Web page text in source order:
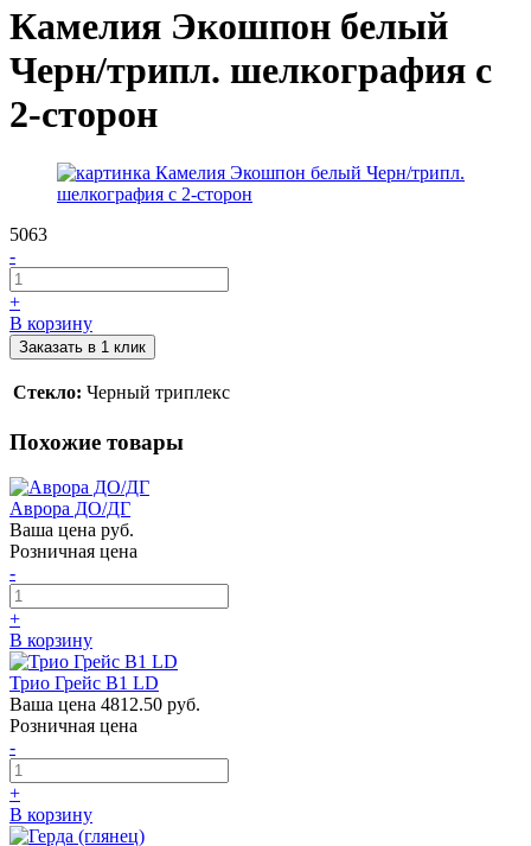
Камелия Экошпон белый
Черн/трипл. шелкография с
2-сторон
5063
-
+
В корзину
Заказать в 1 клик
Стекло: Черный триплекс
Похожие товары
Аврора ДО/ДГ
Ваша цена руб.
Розничная цена
-
+
В корзину
Трио Грейс B1 LD
Ваша цена 4812.50 руб.
Розничная цена
-
+
В корзину